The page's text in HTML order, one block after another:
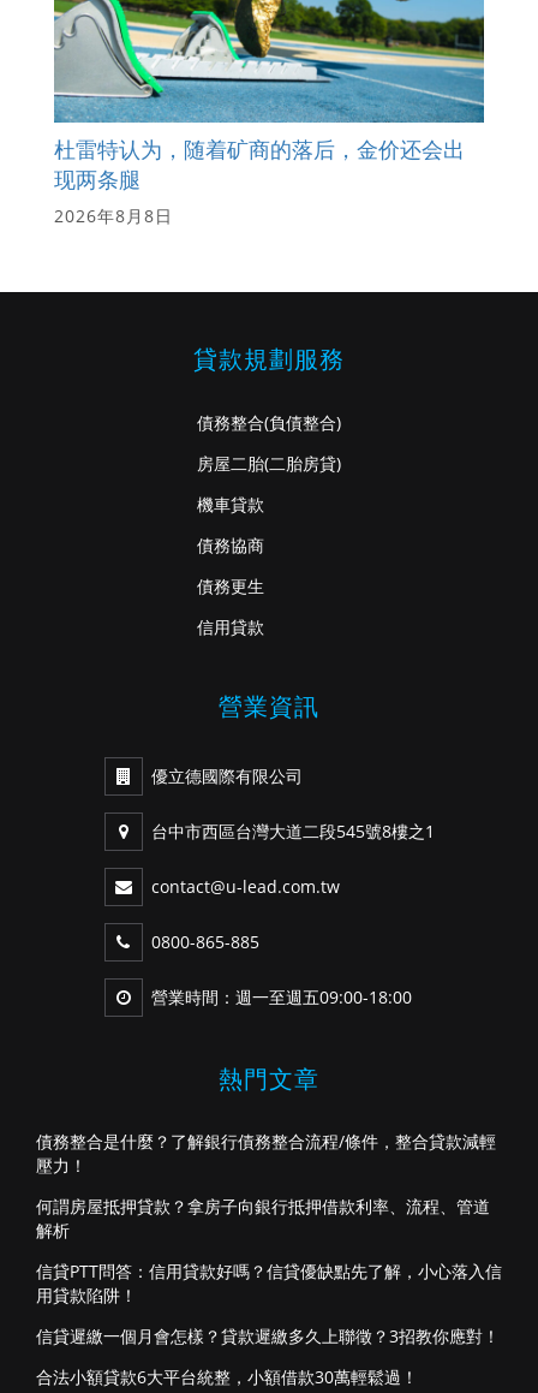
杜雷特认为，随着矿商的落后，金价还会出
现两条腿
2026年8月8日
貸款規劃服務
債務整合(負債整合)
房屋二胎(二胎房貸)
機車貸款
債務協商
債務更生
信用貸款
營業資訊
優立德國際有限公司
台中市西區台灣大道二段545號8樓之1
contact@u-lead.com.tw
0800-865-885
營業時間：週一至週五09:00-18:00
熱門文章
債務整合是什麼？了解銀行債務整合流程/條件，整合貸款減輕
壓力！
何謂房屋抵押貸款？拿房子向銀行抵押借款利率、流程、管道
解析
信貸PTT問答：信用貸款好嗎？信貸優缺點先了解，小心落入信
用貸款陷阱！
信貸遲繳一個月會怎樣？貸款遲繳多久上聯徵？3招教你應對！
合法小額貸款6大平台統整，小額借款30萬輕鬆過！